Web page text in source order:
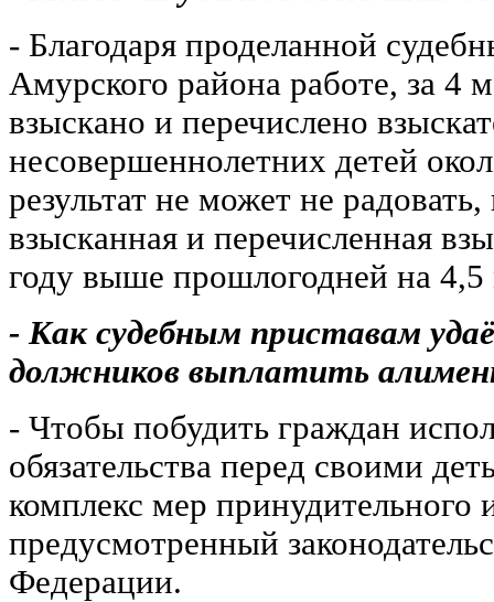
- Благодаря проделанной
Амурского района работе, за 4
взыскано и перечислено
несовершеннолетних детей
результат не может не
взысканная и перечисленная
году выше прошлогодней на 4,5
- Как судебным приставам
должников выплатить
- Чтобы побудить граждан
обязательства перед своими
комплекс мер принудительного
предусмотренный
Федерации.